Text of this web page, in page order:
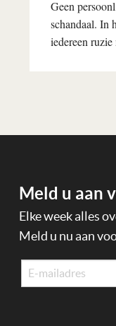
Geen
schandaal. In
iedereen ruzie
Meld u aan
Elke week alles
Meld u nu aan